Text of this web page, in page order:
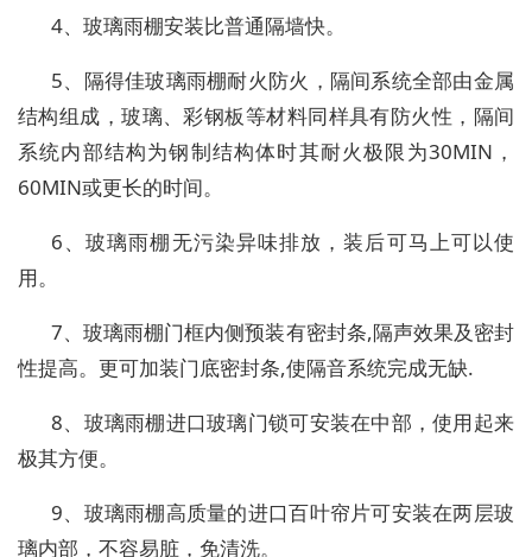
4、玻璃雨棚安装比普通隔墙快。
5、隔得佳玻璃雨棚耐火防火，隔间系统全部由金属
结构组成，玻璃、彩钢板等材料同样具有防火性，隔间
系统内部结构为钢制结构体时其耐火极限为30MIN，
60MIN或更长的时间。
6、玻璃雨棚无污染异味排放，装后可马上可以使
用。
7、玻璃雨棚门框内侧预装有密封条,隔声效果及密封
性提高。更可加装门底密封条,使隔音系统完成无缺.
8、玻璃雨棚进口玻璃门锁可安装在中部，使用起来
极其方便。
9、玻璃雨棚高质量的进口百叶帘片可安装在两层玻
璃内部，不容易脏，免清洗。